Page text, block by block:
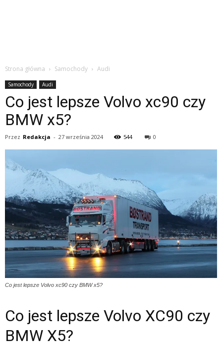
Strona główna Samochody Audi
Samochody Audi
Co jest lepsze Volvo xc90 czy
BMW x5?
Przez Redakcja - 27 września 2024 544 0
Co jest lepsze Volvo xc90 czy BMW x5?
Co jest lepsze Volvo XC90 czy
BMW X5?